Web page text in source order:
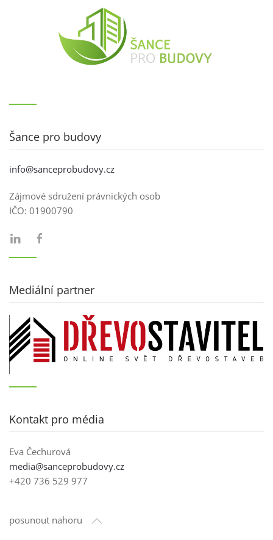
Šance pro budovy
info@sanceprobudovy.cz
Zájmové sdružení právnických osob
IČO: 01900790
Mediální partner
Kontakt pro média
Eva Čechurová
media@sanceprobudovy.cz
+420 736 529 977
posunout nahoru